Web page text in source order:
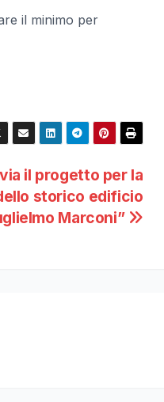
il minimo per
il progetto per la
storico edificio
Marconi”